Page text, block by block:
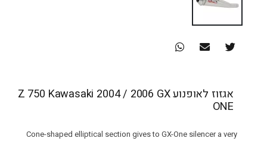
אגזוז לאופנוע Z 750 Kawasaki 2004 / 2006 GX
ONE
Cone-shaped elliptical section gives to GX-One silencer a very